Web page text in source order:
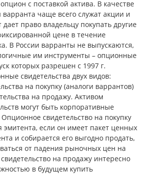
с поставкой актива. В качестве
варранта чаще всего служат акции и
право владельцу покупать другие
цене в течение
В России варранты не выпускаются,
им инструменты – опционные
которых разрешен с 1997 г.
свидетельства двух видов:
на покупку (аналоги варрантов)
на продажу. Активом
могут быть корпоративные
свидетельство на покупку
эмитента, если он имеет пакет ценных
и собирается его выгодно продать,
от падения рыночных цен на
на продажу интересно
в будущем купить